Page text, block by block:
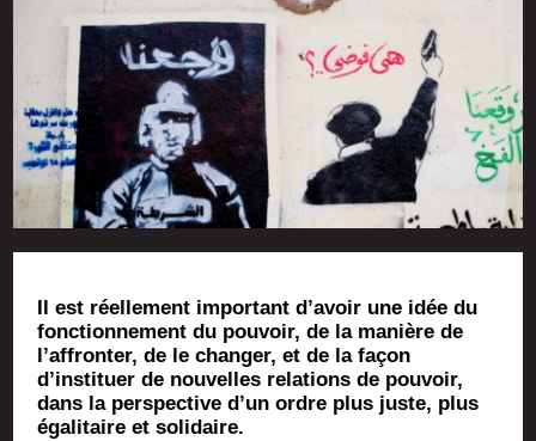
Il est réel­le­ment impor­tant d’avoir une idée du
fonc­tion­ne­ment du pou­voir, de la manière de
l’affronter, de le chan­ger, et de la façon
d’instituer de nou­velles rela­tions de pou­voir,
dans la pers­pec­tive d’un ordre plus juste, plus
éga­li­taire et solidaire.